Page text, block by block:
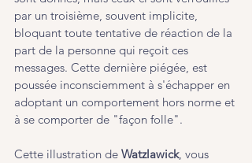
par un troisième, souvent implicite,
bloquant toute tentative de réaction de la
part de la personne qui reçoit ces
messages. Cette dernière piégée, est
poussée inconsciemment à s'échapper en
adoptant un comportement hors norme et
à se comporter de "façon folle".
Cette illustration de Watzlawick, vous